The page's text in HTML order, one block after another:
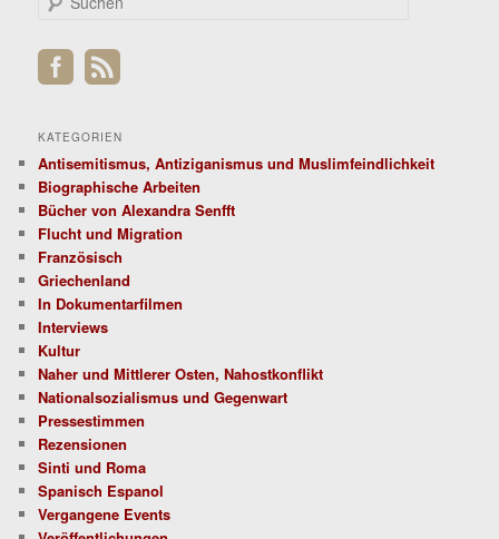
h
e
KATEGORIEN
Antisemitismus, Antiziganismus und Muslimfeindlichkeit
Biographische Arbeiten
Bücher von Alexandra Senfft
Flucht und Migration
Französisch
Griechenland
In Dokumentarfilmen
Interviews
Kultur
Naher und Mittlerer Osten, Nahostkonflikt
Nationalsozialismus und Gegenwart
Pressestimmen
Rezensionen
Sinti und Roma
Spanisch Espanol
Vergangene Events